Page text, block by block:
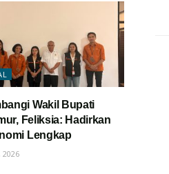
Wakil Bupati
Feliksia: Hadirkan
Lengkap
2026